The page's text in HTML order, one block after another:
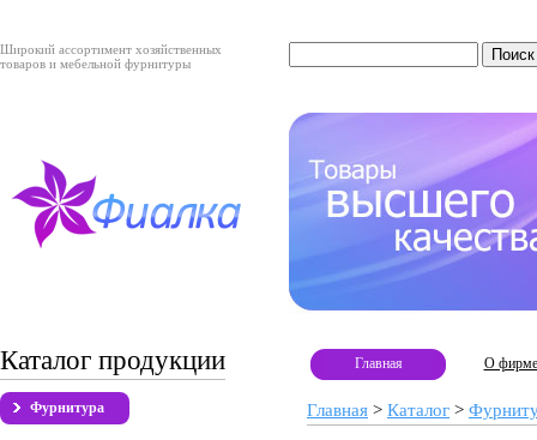
Широкий ассортимент хозяйственных
товаров и мебельной фурнитуры
Каталог продукции
Фурнитура
Главная О фирме
Главная > Каталог >